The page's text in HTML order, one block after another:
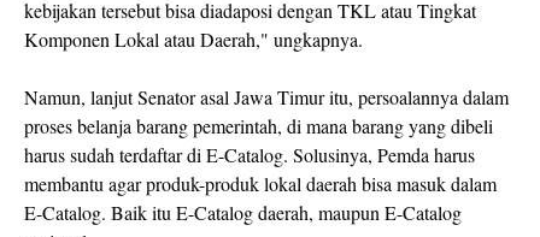
kebijakan tersebut bisa diadaposi dengan TKL atau Tingkat
Komponen Lokal atau Daerah," ungkapnya.
Namun, lanjut Senator asal Jawa Timur itu, persoalannya dalam
proses belanja barang pemerintah, di mana barang yang dibeli
harus sudah terdaftar di E-Catalog. Solusinya, Pemda harus
membantu agar produk-produk lokal daerah bisa masuk dalam
E-Catalog. Baik itu E-Catalog daerah, maupun E-Catalog